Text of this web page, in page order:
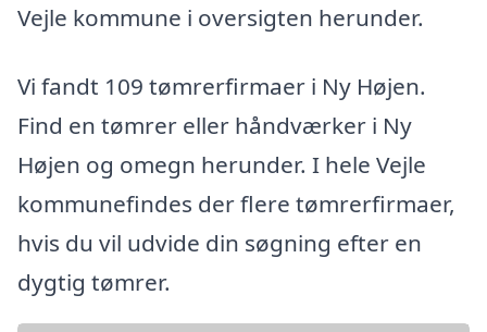
Vejle kommune i oversigten herunder.
Vi fandt 109 tømrerfirmaer i Ny Højen.
Find en tømrer eller håndværker i Ny
Højen og omegn herunder. I hele Vejle
kommunefindes der flere tømrerfirmaer,
hvis du vil udvide din søgning efter en
dygtig tømrer.